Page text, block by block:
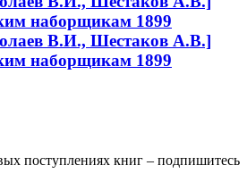
наборщикам 1899
В.И., Шестаков А.В.]
наборщикам 1899
поступлениях книг – подпишитесь